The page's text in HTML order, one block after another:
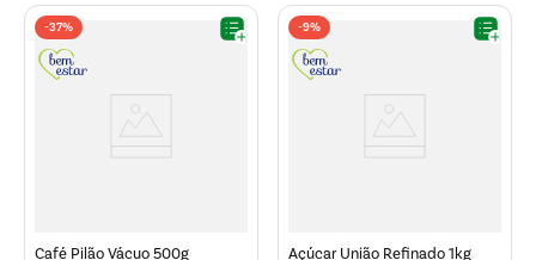
-37%
Café Pilão Vácuo 500g
-9%
Açúcar União Refinado 1kg